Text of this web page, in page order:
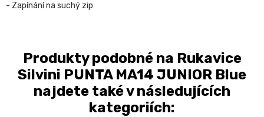
- Zapínání na suchý zip
Produkty podobné na Rukavice
Silvini PUNTA MA14 JUNIOR Blue
najdete také v následujících
kategoriích: